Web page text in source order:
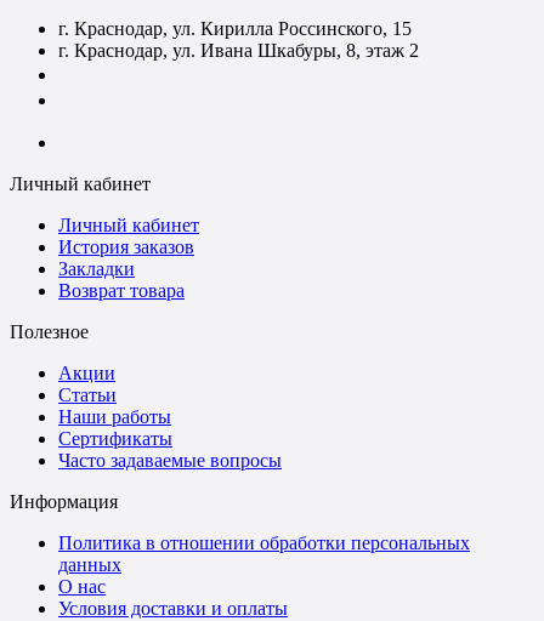
г. Краснодар, ул. Кирилла Россинского, 15
г. Краснодар, ул. Ивана Шкабуры, 8, этаж 2
Личный кабинет
Личный кабинет
История заказов
Закладки
Возврат товара
Полезное
Акции
Статьи
Наши работы
Сертификаты
Часто задаваемые вопросы
Информация
Политика в отношении обработки персональных
данных
О нас
Условия доставки и оплаты